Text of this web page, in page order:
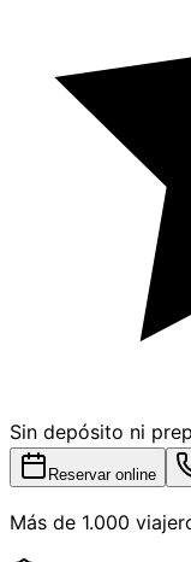
Sin depósito ni
Reservar online
Más de 1.000